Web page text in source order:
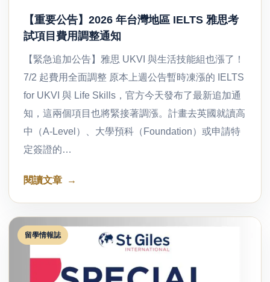
【重要公告】2026 年台灣地區 IELTS 雅思考
試項目費用調整通知
【緊急追加公告】雅思 UKVI 與生活技能組也漲了！
7/2 起費用全面調整 原本上週公告暫時凍漲的 IELTS
for UKVI 與 Life Skills，官方今天發布了最新追加通
知，這兩個項目也將緊接著調漲。計畫去英國就讀高
中（A-Level）、大學預科（Foundation）或申請特
定簽證的…
閱讀文章
留學情報誌